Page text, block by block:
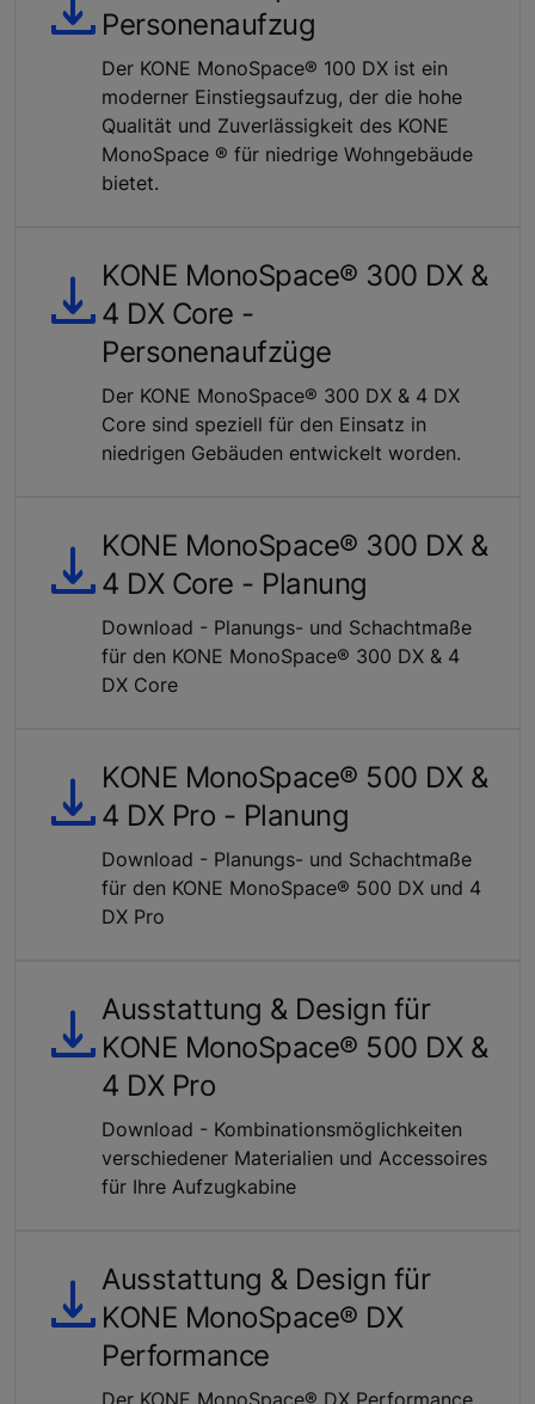
Personenaufzug
Der KONE MonoSpace® 100 DX ist ein
moderner Einstiegsaufzug, der die hohe
Qualität und Zuverlässigkeit des KONE
MonoSpace ® für niedrige Wohngebäude
bietet.
KONE MonoSpace® 300 DX &
4 DX Core -
Personenaufzüge
Der KONE MonoSpace® 300 DX & 4 DX
Core sind speziell für den Einsatz in
niedrigen Gebäuden entwickelt worden.
KONE MonoSpace® 300 DX &
4 DX Core - Planung
Download - Planungs- und Schachtmaße
für den KONE MonoSpace® 300 DX & 4
DX Core
KONE MonoSpace® 500 DX &
4 DX Pro - Planung
Download - Planungs- und Schachtmaße
für den KONE MonoSpace® 500 DX und 4
DX Pro
Ausstattung & Design für
KONE MonoSpace® 500 DX &
4 DX Pro
Download - Kombinationsmöglichkeiten
verschiedener Materialien und Accessoires
für Ihre Aufzugkabine
Ausstattung & Design für
KONE MonoSpace® DX
Performance
Der KONE MonoSpace® DX Performance